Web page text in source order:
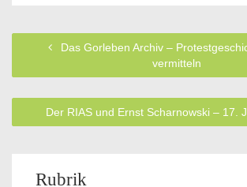
Das Gorleben Archiv –
vermitteln
Der RIAS und Ernst Scharnowski – 17.
Rubrik